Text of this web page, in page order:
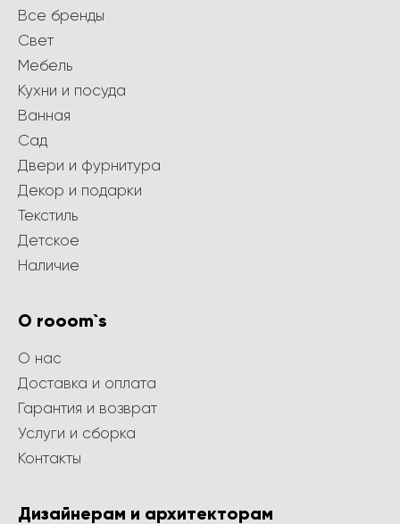
Все бренды
Свет
Мебель
Кухни и посуда
Ванная
Сад
Двери и фурнитура
Декор и подарки
Текстиль
Детское
Наличие
О rooom`s
О нас
Доставка и оплата
Гарантия и возврат
Услуги и сборка
Контакты
Дизайнерам и архитекторам